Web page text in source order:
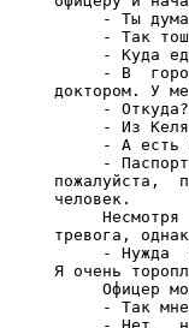
- Ты
- Так
- Куда
- В
доктором. У
     - Откуда?
- Из
- А есть
-
пожалуйста,
человек.
Несмотря
тревога,
- Нужда
Я очень
Офицер
- Так